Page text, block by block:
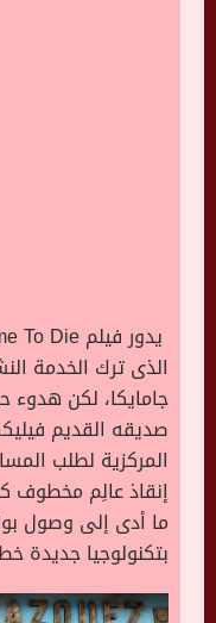
الذى ترك الخدمة
جامايكا، لكن هدوء
صديقه القديم
المركزية لطلب
إنقاذ عالِم مخطوف
ما أدى إلى وصول
بتكنولوجيا جديدة